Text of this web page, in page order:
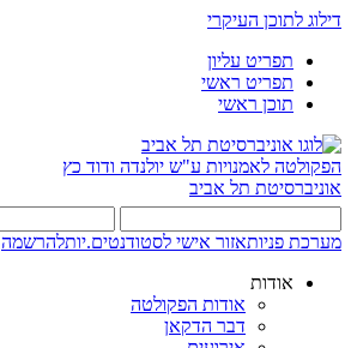
דילוג לתוכן העיקרי
תפריט עליון
תפריט ראשי
תוכן ראשי
הפקולטה לאמנויות ע"ש יולנדה ודוד כץ
אוניברסיטת תל אביב
מערכת פניותאזור אישי לסטודנטים.יותלהרשמה
אודות
אודות הפקולטה
דבר הדקאן